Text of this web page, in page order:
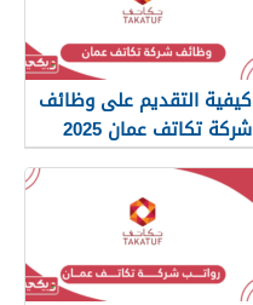
كيفية التقديم على وظائف
شركة تكاتف عمان 2025